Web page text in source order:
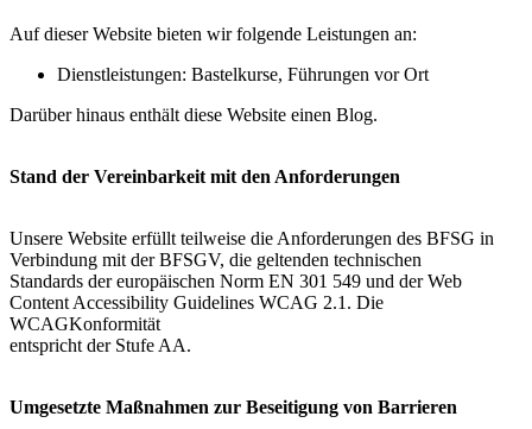
Auf dieser Website bieten wir folgende Leistungen an:
Dienstleistungen: Bastelkurse, Führungen vor Ort
Darüber hinaus enthält diese Website einen Blog.
Stand der Vereinbarkeit mit den Anforderungen
Unsere Website erfüllt teilweise die Anforderungen des BFSG in
Verbindung mit der BFSGV, die geltenden technischen
Standards der europäischen Norm EN 301 549 und der Web
Content Accessibility Guidelines WCAG 2.1. Die
WCAGKonformität
entspricht der Stufe AA.
Umgesetzte Maßnahmen zur Beseitigung von Barrieren